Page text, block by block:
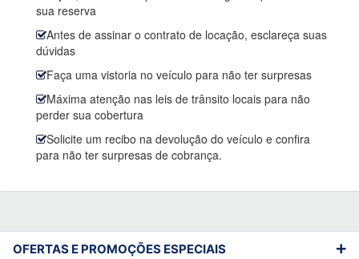
sua reserva
Antes de assinar o contrato de locação, esclareça suas
dúvidas
Faça uma vistoria no veículo para não ter surpresas
Máxima atenção nas leis de trânsito locais para não
perder sua cobertura
Solicite um recibo na devolução do veículo e confira
para não ter surpresas de cobrança.
OFERTAS E PROMOÇÕES ESPECIAIS